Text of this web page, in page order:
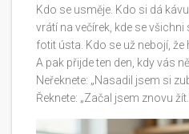
Kdo se usměje. Kdo si dá
vrátí na večírek, kde se
fotit ústa. Kdo se už nebojí, že
A pak přijde ten den, kdy vás
Neřeknete: „Nasadil jsem si
Řeknete: „Začal jsem znovu